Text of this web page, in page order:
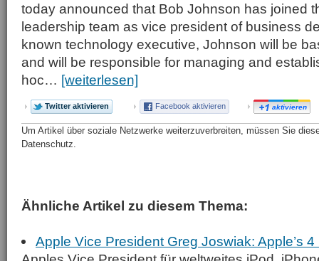
today announced that Bob Johnson has joined
leadership team as vice president of business
known technology executive, Johnson will be
and will be responsible for managing and
hoc… [weiterlesen]
Twitter aktivieren Facebook aktivieren aktivieren
Um Artikel über soziale Netzwerke weiterzuverbreiten, müssen Sie
Datenschutz.
Ähnliche Artikel zu diesem Thema:
Apple Vice President Greg Joswiak: Apple’s